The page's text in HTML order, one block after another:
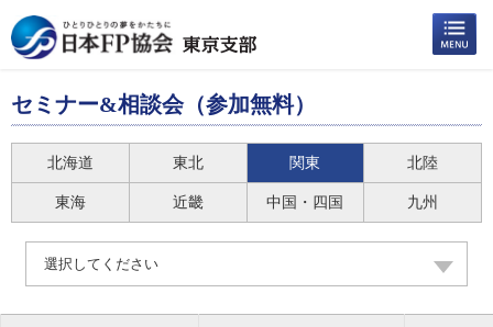
セミナー&相談会（参加無料）
北海道 東北 関東 北陸
東海 近畿 中国・四国 九州
選択してください